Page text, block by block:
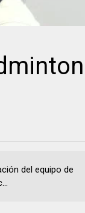
del equipo de